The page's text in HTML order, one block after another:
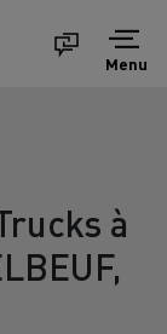
Menu
à